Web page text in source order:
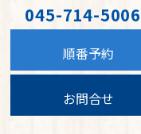
045-714-5006
順番予約
お問合せ